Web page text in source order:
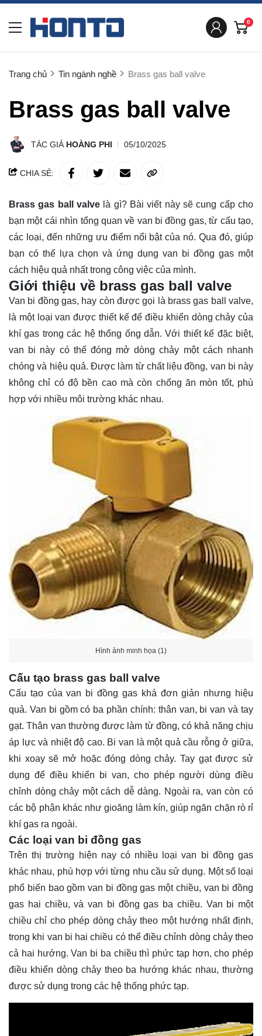
0
Trang chủ Tin ngành nghề Brass gas ball valve
Brass gas ball valve
TÁC GIẢ HOÀNG PHI 05/10/2025
CHIA SẺ:
Brass gas ball valve là gì? Bài viết này sẽcung cấpcho
bạn một cái nhìn tổng quan về van bi đồng gas, từ cấu tạo,
các loại, đến những ưu điểm nổi bật của nó. Qua đó, giúp
bạn có thể lựa chọn và ứng dụng van bi đồng gas một
cách hiệu quả nhất trong công việc của mình.
Giới thiệu về brass gas ball valve
Van bi đồng gas, hay còn được gọi là brass gas ball valve,
là một loại van được thiết kế để điều khiển dòng chảy của
khí gas trong các hệ thống ống dẫn. Với thiết kế đặc biệt,
van bi này có thể đóng mở dòng chảy một cách nhanh
chóng và hiệu quả. Được làm từ chất liệu đồng, van bi này
không chỉ có độ bền cao mà còn chống ăn mòn tốt, phù
hợp với nhiều môi trường khác nhau.
Hình ảnh minh họa (1)
Cấu tạo brass gas ball valve
Cấu tạo của van bi đồng gas khá đơn giản nhưng hiệu
quả. Van bi gồm có ba phần chính: thân van, bi van và tay
gạt. Thân van thường được làm từ đồng, có khả năng chịu
áp lực và nhiệt độ cao. Bi van là một quả cầu rỗng ở giữa,
khi xoay sẽ mở hoặc đóng dòng chảy. Tay gạt được sử
dụng để điều khiển bi van, cho phép người dùng điều
chỉnh dòng chảy một cách dễ dàng. Ngoài ra, van còn có
các bộ phận khác như gioăng làm kín, giúp ngăn chặn rò rỉ
khí gas ra ngoài.
Các loại van bi đồng gas
Trên thị trường hiện nay có nhiều loại van bi đồng gas
khác nhau, phù hợp với từng nhu cầu sử dụng. Một số loại
phổ biến bao gồm van bi đồng gas một chiều, van bi đồng
gas hai chiều, và van bi đồng gas ba chiều. Van bi một
chiều chỉ cho phép dòng chảy theo một hướng nhất định,
trong khi van bi hai chiều có thể điều chỉnh dòng chảy theo
cả hai hướng. Van bi ba chiều thì phức tạp hơn, cho phép
điều khiển dòng chảy theo ba hướng khác nhau, thường
được sử dụng trong các hệ thống phức tạp.